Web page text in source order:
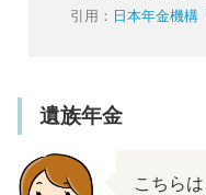
引用： 日本年金機構
遺族年金
こちらは